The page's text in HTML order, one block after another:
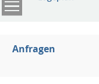
Anfragen